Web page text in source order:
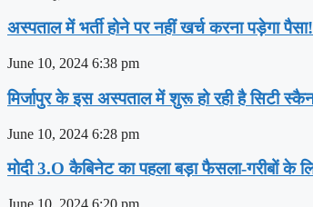
अस्‍पताल में भर्ती होने पर नहीं खर्च करना पड़ेगा
June 10, 2024 6:38 pm
मिर्जापुर के इस अस्पताल में शुरू हो रही है सिटी
June 10, 2024 6:28 pm
मोदी 3.O कैबिनेट का पहला बड़ा फैसला-गरीबों के
June 10, 2024 6:20 pm